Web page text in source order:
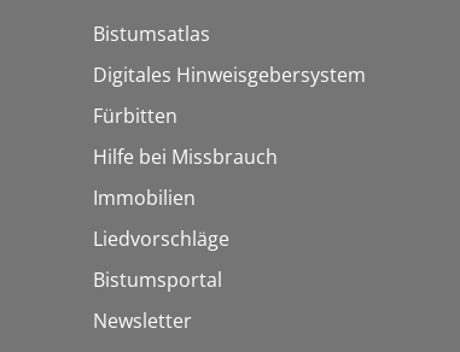
Bistumsatlas
Digitales Hinweisgebersystem
Fürbitten
Hilfe bei Missbrauch
Immobilien
Liedvorschläge
Bistumsportal
Newsletter